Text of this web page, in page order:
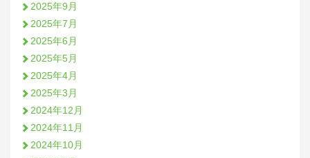
2025年9月
2025年7月
2025年6月
2025年5月
2025年4月
2025年3月
2024年12月
2024年11月
2024年10月